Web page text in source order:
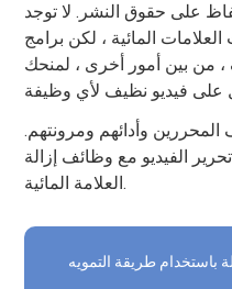
على حقوق النشر. لا توجد
المائية ، لكن برامج
، من بين أمور أخرى ، لمنحك
وأدائهم ومرونتهم.
الفيديو مع وظائف إزالة
العلامة المائية.